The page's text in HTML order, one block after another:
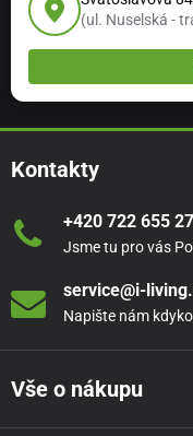
(ul. Nuselská -
Kontakty
+420 722 655
Jsme tu pro vás
service@i-
Napište nám
Vše o nákupu